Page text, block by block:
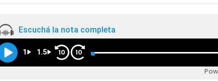
Escuchá la nota completa
1 1.5 10 10